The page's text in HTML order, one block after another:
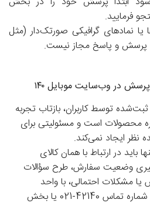
فرمایید.
یا نمادهای گرافیکی صورتک‌دار (مثل
و پاسخ مجاز نیست.
در وب‌سایت موبایل ۱۴۰
توسط کاربران، بازتاب تجربه
محصولات است و مسئولیتی برای
در ارتباط با همان کالای
وضعیت سفارش، طرح سؤالات
مشکلات احتمالی، با واحد
پشتیبانی موبایل ۱۴۰ از طریق شماره تماس 42140-021 یا بخش